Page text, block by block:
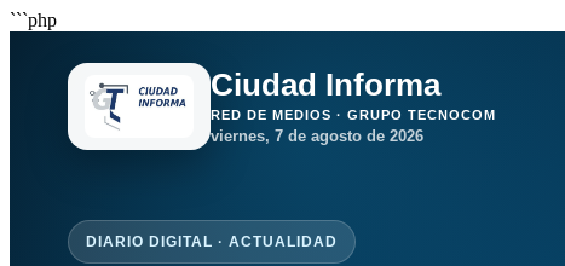
```php
Ciudad Informa
RED DE MEDIOS · GRUPO TECNOCOM
viernes, 7 de agosto de 2026
DIARIO DIGITAL · ACTUALIDAD